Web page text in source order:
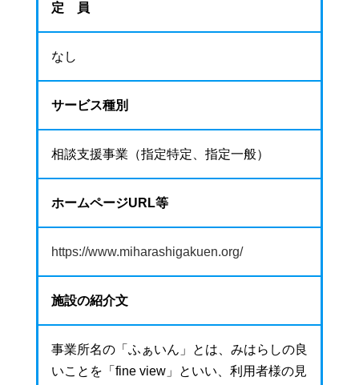
定 員
なし
サービス種別
相談支援事業（指定特定、指定一般）
ホームページURL等
https://www.miharashigakuen.org/
施設の紹介文
事業所名の「ふぁいん」とは、みはらしの良
いことを「fine view」といい、利用者様の見